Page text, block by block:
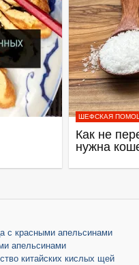
ШЕФСКАЯ
Как не
нужна
с красными апельсинами
апельсинами
китайских кислых щей